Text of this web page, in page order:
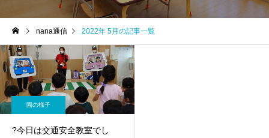
nana通信 2022年 5月の記事一覧
園の様子
?今日は交通安全教室でし